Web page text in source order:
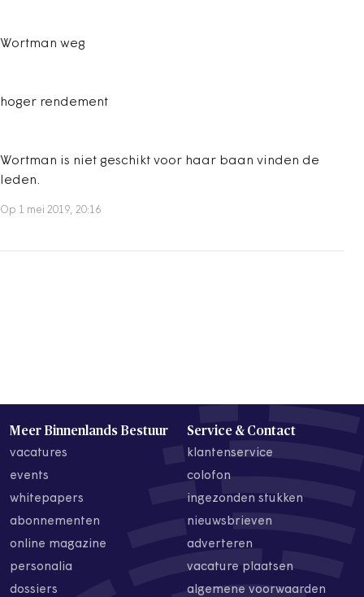
Wortman weg
hoger rendement
Wortman is niet geschikt voor haar baan vinden de
leden.
Op 1 mei 2019, 20:16
Meer Binnenlands Bestuur
vacatures
events
whitepapers
abonnementen
online magazine
personalia
dossiers
Service & Contact
klantenservice
colofon
ingezonden stukken
nieuwsbrieven
adverteren
vacature plaatsen
algemene voorwaarden